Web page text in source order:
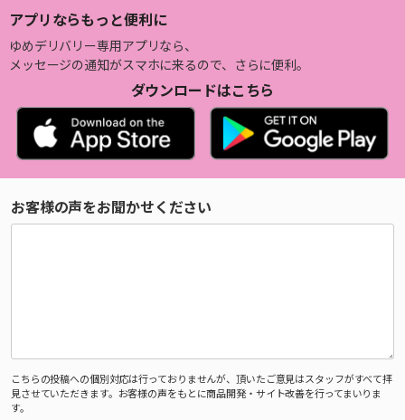
アプリならもっと便利に
ゆめデリバリー専用アプリなら、
メッセージの通知がスマホに来るので、さらに便利。
ダウンロードはこちら
お客様の声をお聞かせください
こちらの投稿への個別対応は行っておりませんが、頂いたご意見はスタッフがすべて拝
見させていただきます。お客様の声をもとに商品開発・サイト改善を行ってまいりま
す。